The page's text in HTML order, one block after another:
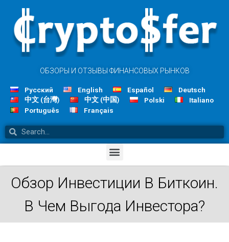
ОБЗОРЫ И ОТЗЫВЫ ФИНАНСОВЫХ РЫНКОВ
Русский English Español
Deutsch
中文 (台灣)
中文 (中国) Polski
Italiano
Português
Français
Обзор Инвестиции В Биткоин.
В Чем Выгода Инвестора?